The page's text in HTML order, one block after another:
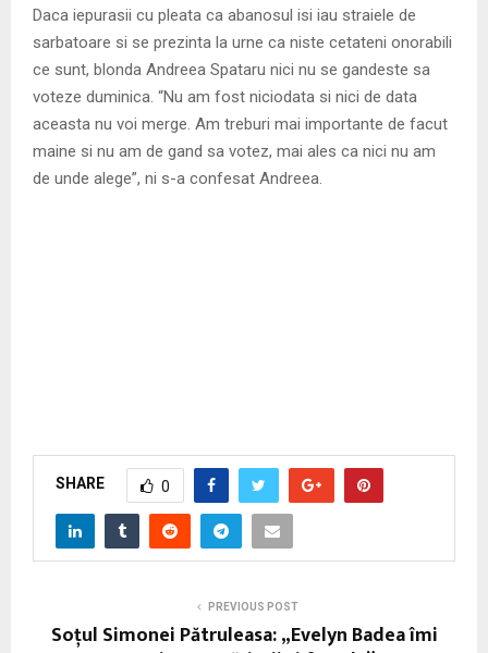
Daca iepurasii cu pleata ca abanosul isi iau straiele de
sarbatoare si se prezinta la urne ca niste cetateni onorabili
ce sunt, blonda Andreea Spataru nici nu se gandeste sa
voteze duminica. “Nu am fost niciodata si nici de data
aceasta nu voi merge. Am treburi mai importante de facut
maine si nu am de gand sa votez, mai ales ca nici nu am
de unde alege”, ni s-a confesat Andreea.
SHARE 0
PREVIOUS POST
Soţul Simonei Pătruleasa: „Evelyn Badea îmi